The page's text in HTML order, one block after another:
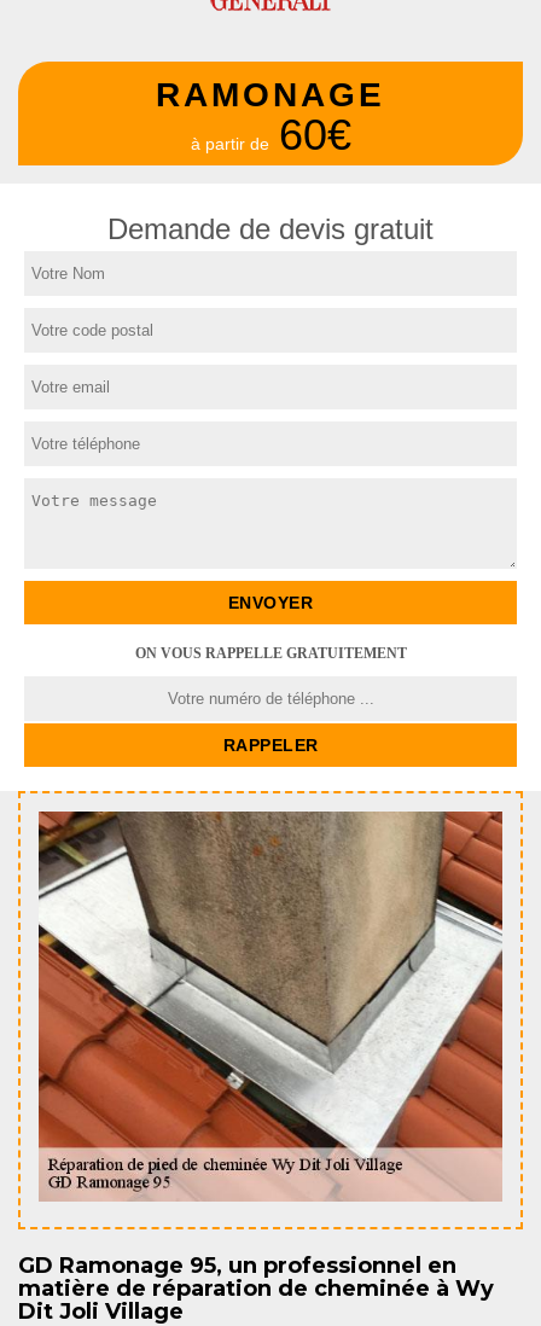
RAMONAGE
à partir de 60€
Demande de devis gratuit
ON VOUS RAPPELLE GRATUITEMENT
GD Ramonage 95, un professionnel en
matière de réparation de cheminée à Wy
Dit Joli Village